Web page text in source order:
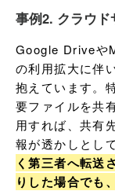
事例2. クラウ
Google Driveや
の利用拡大に伴
抱えています。
要ファイルを共
用すれば、共有
報が透かしとし
く第三者へ転送
りした場合でも